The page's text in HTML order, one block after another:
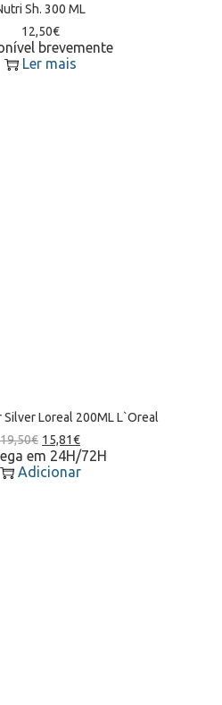
Sh. 300 ML
12,50€
brevemente
Ler mais
Silver Loreal 200ML L`Oreal
19,50€ 15,81€
em 24H/72H
Adicionar